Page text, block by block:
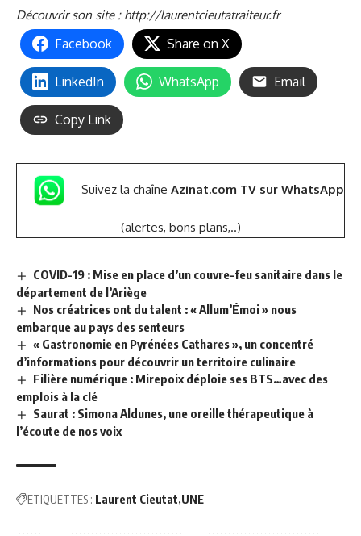
Découvrir son site : http://laurentcieutatraiteur.fr
Facebook Share on X
LinkedIn WhatsApp Email
Copy Link
Suivez la chaîne Azinat.com TV sur WhatsApp
(alertes, bons plans,..)
COVID-19 : Mise en place d’un couvre-feu sanitaire dans le
département de l’Ariège
Nos créatrices ont du talent : « Allum’Émoi » nous
embarque au pays des senteurs
« Gastronomie en Pyrénées Cathares », un concentré
d’informations pour découvrir un territoire culinaire
Filière numérique : Mirepoix déploie ses BTS…avec des
emplois à la clé
Saurat : Simona Aldunes, une oreille thérapeutique à
l’écoute de nos voix
ETIQUETTES : Laurent Cieutat UNE